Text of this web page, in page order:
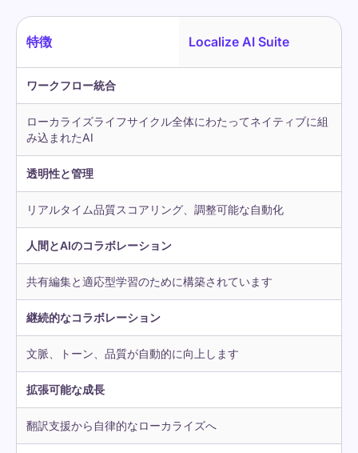
特徴 Localize AI Suite
ワークフロー統合
ローカライズライフサイクル全体にわたってネイティブに組
み込まれたAI
透明性と管理
リアルタイム品質スコアリング、調整可能な自動化
人間とAIのコラボレーション
共有編集と適応型学習のために構築されています
継続的なコラボレーション
文脈、トーン、品質が自動的に向上します
拡張可能な成長
翻訳支援から自律的なローカライズへ